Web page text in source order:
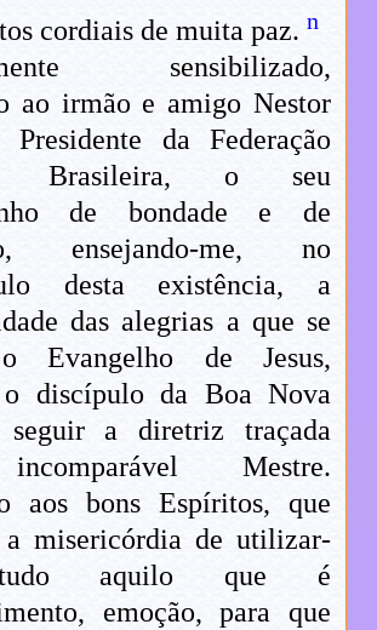
cordiais de muita paz.n
sensibilizado,
ao irmão e amigo Nestor
Presidente da Federação
Brasileira, o seu
de bondade e de
ensejando-me, no
desta existência, a
das alegrias a que se
Evangelho de Jesus,
o discípulo da Boa Nova
seguir a diretriz traçada
Mestre.
aos bons Espíritos, que
misericórdia de utilizar-
aquilo que é
emoção, para que